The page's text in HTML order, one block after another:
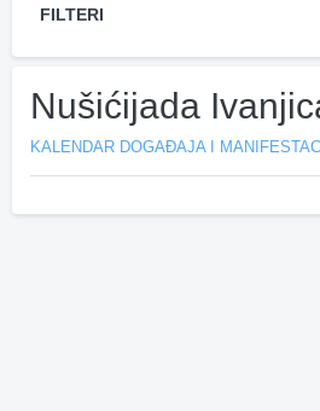
FILTERI
Nušićijada
KALENDAR DOGAĐAJA I